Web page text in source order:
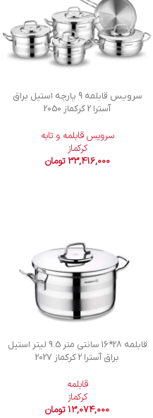
سرویس قابلمه 9 پارچه استیل براق
آسترا 2 کرکماز 2050
سرویس قابلمه و تابه
کرکماز
33,416,000 تومان
قابلمه 28*16 سانتی متر 9.5 لیتر استیل
براق آسترا 2 کرکماز 2027
قابلمه
کرکماز
13,074,000 تومان